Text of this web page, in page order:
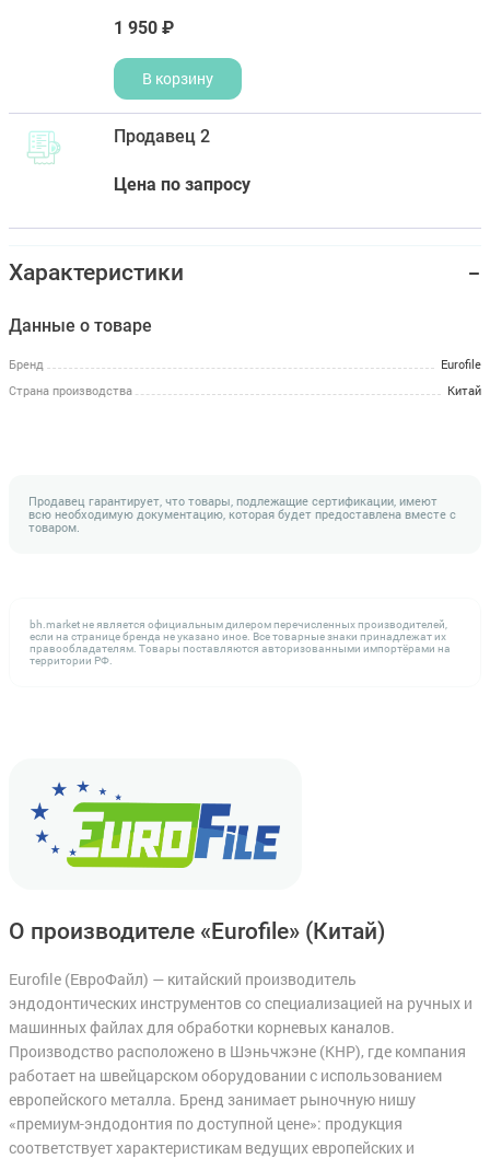
1 950 ₽
В корзину
Продавец 2
Цена по запросу
Характеристики
Данные о товаре
Бренд
Eurofile
Страна производства
Китай
Продавец гарантирует, что товары, подлежащие сертификации, имеют
всю необходимую документацию, которая будет предоставлена вместе с
товаром.
bh.market не является официальным дилером перечисленных производителей,
если на странице бренда не указано иное. Все товарные знаки принадлежат их
правообладателям. Товары поставляются авторизованными импортёрами на
территории РФ.
О производителе «Eurofile» (Китай)
Eurofile (ЕвроФайл) — китайский производитель
эндодонтических инструментов со специализацией на ручных и
машинных файлах для обработки корневых каналов.
Производство расположено в Шэньчжэне (КНР), где компания
работает на швейцарском оборудовании с использованием
европейского металла. Бренд занимает рыночную нишу
«премиум-эндодонтия по доступной цене»: продукция
соответствует характеристикам ведущих европейских и